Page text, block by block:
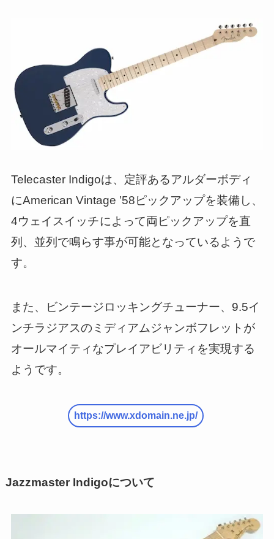
Telecaster Indigoは、定評あるアルダーボディ
にAmerican Vintage ’58ピックアップを装備し、
4ウェイスイッチによって両ピックアップを直
列、並列で鳴らす事が可能となっているようで
す。
また、ビンテージロッキングチューナー、9.5イ
ンチラジアスのミディアムジャンボフレットが
オールマイティなプレイアビリティを実現する
ようです。
https://www.xdomain.ne.jp/
Jazzmaster Indigoについて